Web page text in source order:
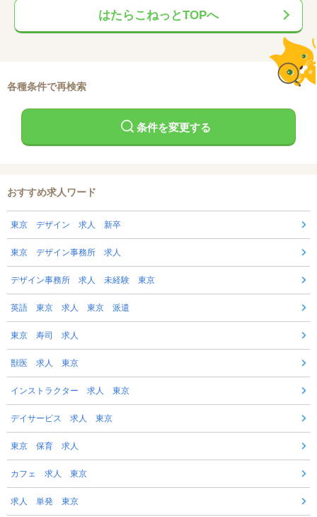
はたらこねっとTOPへ
各種条件で再検索
条件を変更する
おすすめ求人ワード
東京 デザイン 求人 新卒
東京 デザイン事務所 求人
デザイン事務所 求人 未経験 東京
英語 東京 求人 東京 派遣
東京 寿司 求人
獣医 求人 東京
インストラクター 求人 東京
デイサービス 求人 東京
東京 保育 求人
カフェ 求人 東京
求人 単発 東京